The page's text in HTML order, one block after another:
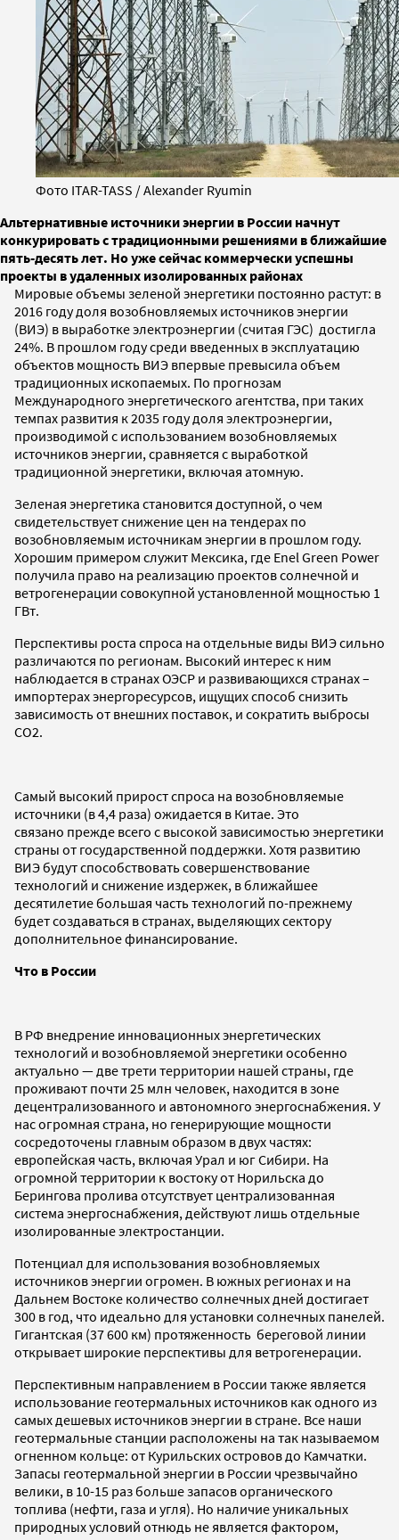
Фото ITAR-TASS / Alexander Ryumin
Альтернативные источники энергии в России начнут
конкурировать с традиционными решениями в ближайшие
пять-десять лет. Но уже сейчас коммерчески успешны
проекты в удаленных изолированных районах
Мировые объемы зеленой энергетики постоянно растут: в
2016 году доля возобновляемых источников энергии
(ВИЭ) в выработке электроэнергии (считая ГЭС) достигла
24%. В прошлом году среди введенных в эксплуатацию
объектов мощность ВИЭ впервые превысила объем
традиционных ископаемых. По прогнозам
Международного энергетического агентства, при таких
темпах развития к 2035 году доля электроэнергии,
производимой с использованием возобновляемых
источников энергии, сравняется с выработкой
традиционной энергетики, включая атомную.
Зеленая энергетика становится доступной, о чем
свидетельствует снижение цен на тендерах по
возобновляемым источникам энергии в прошлом году.
Хорошим примером служит Мексика, где Enel Green Power
получила право на реализацию проектов солнечной и
ветрогенерации совокупной установленной мощностью 1
ГВт.
Перспективы роста спроса на отдельные виды ВИЭ сильно
различаются по регионам. Высокий интерес к ним
наблюдается в странах ОЭСР и развивающихся странах –
импортерах энергоресурсов, ищущих способ снизить
зависимость от внешних поставок, и сократить выбросы
СО2.
Самый высокий прирост спроса на возобновляемые
источники (в 4,4 раза) ожидается в Китае. Это
связано прежде всего с высокой зависимостью энергетики
страны от государственной поддержки. Хотя развитию
ВИЭ будут способствовать совершенствование
технологий и снижени­е издержек, в ближайшее
десятилетие большая часть технологий по-прежнему
будет создаваться в странах, выделяющих сектору
дополнительное финансирование.
Что в России
В РФ внедрение инновационных энергетических
технологий и возобновляемой энергетики особенно
актуально — две трети территории нашей страны, где
проживают почти 25 млн человек, находится в зоне
децентрализованного и автономного энергоснабжения. У
нас огромная страна, но генерирующие мощности
сосредоточены главным образом в двух частях:
европейская часть, включая Урал и юг Сибири. На
огромной территории к востоку от Норильска до
Берингова пролива отсутствует централизованная
система энергоснабжения, действуют лишь отдельные
изолированные электростанции.
Потенциал для использования возобновляемых
источников энергии огромен. В южных регионах и на
Дальнем Востоке количество солнечных дней достигает
300 в год, что идеально для установки солнечных панелей.
Гигантская (37 600 км) протяженность береговой линии
открывает широкие перспективы для ветрогенерации.
Перспективным направлением в России также является
использование геотермальных источников как одного из
самых дешевых источников энергии в стране. Все наши
геотермальные станции расположены на так называемом
огненном кольце: от Курильских островов до Камчатки.
Запасы геотермальной энергии в России чрезвычайно
велики, в 10-15 раз больше запасов органического
топлива (нефти, газа и угля). Но наличие уникальных
природных условий отнюдь не является фактором,